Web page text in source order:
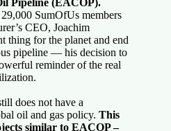
SumOfUs members
CEO, ​​Joachim
thing for the planet and end
pipeline — his decision to
reminder of the real
does not have a
oil and gas policy. This
similar to EACOP –